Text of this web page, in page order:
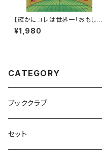
【確かにコレは世界一「おもしろ
い」＆「分かりやすい」＆「オシャ
レ」かも！】『世界一おもしろい国
¥1,980
CATEGORY
ブッククラブ
セット